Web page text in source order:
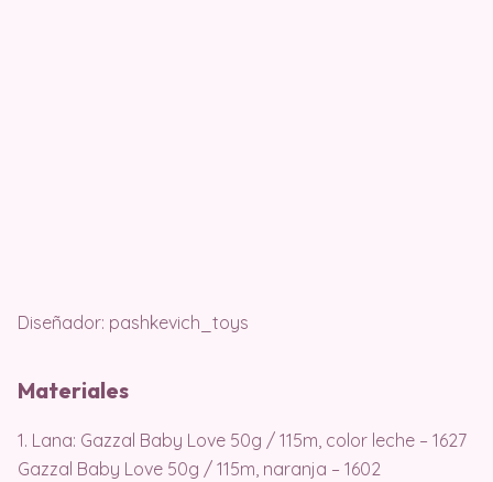
Diseñador: pashkevich_toys
Materiales
1. Lana: Gazzal Baby Love 50g / 115m, color leche – 1627
Gazzal Baby Love 50g / 115m, naranja – 1602